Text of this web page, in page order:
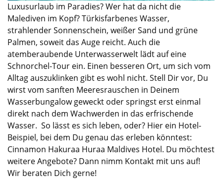
Luxusurlaub im Paradies? Wer hat da nicht die
Malediven im Kopf?Türkisfarbenes Wasser,
strahlender Sonnenschein, weißer Sand und grüne
Palmen, soweit das Auge reicht. Auch die
atemberaubende Unterwasserwelt lädtauf eine
Schnorchel-Tour ein. Einen besseren Ort, um sich vom
Alltagauszuklinken gibt es wohl nicht. Stell Dir vor, Du
wirst vom sanften Meeresrauschen in Deinem
Wasserbungalow geweckt oderspringst erst einmal
direkt nach dem Wachwerden in das erfrischende
Wasser. So lässt es sich leben, oder? Hier ein Hotel-
Beispiel, bei dem Du genau das erleben könntest:
Cinnamon Hakuraa Huraa Maldives Hotel. Du möchtest
weitereAngebote? Dann nimm Kontakt mit uns auf!
Wir beraten Dich gerne!